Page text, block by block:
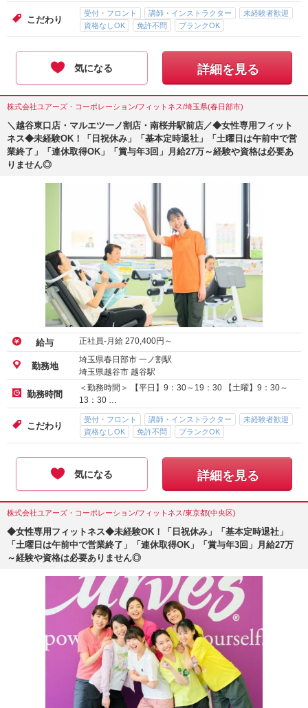
こだわり
受付・フロント 講師・インストラクター
未経験者歓迎
資格なしOK
免許不問 ブランクOK
気になる 詳細を見る
株式会社ユアーズ・コーポレーション/フィットネス/埼玉県(春日部市)
＼越谷東口店・マルエツ一ノ割店・南桜井駅前店／◆女性専用フィット
ネス◆未経験OK！「日祝休み」「基本定時退社」「土曜日は午前中で営
業終了」「連休取得OK」「賞与年3回」月給27万～経験や資格は必要あ
りません◎
給与 正社員-月給 270,400円～
勤務地
埼玉県春日部市 一ノ割駅
埼玉県越谷市 越谷駅
勤務時間
＜勤務時間＞ 【平日】9：30～19：30 【土曜】9：30～
13：30 …
こだわり
受付・フロント 講師・インストラクター
未経験者歓迎
資格なしOK
免許不問 ブランクOK
気になる 詳細を見る
株式会社ユアーズ・コーポレーション/フィットネス/東京都(中央区)
◆女性専用フィットネス◆未経験OK！「日祝休み」「基本定時退社」
「土曜日は午前中で営業終了」「連休取得OK」「賞与年3回」月給27万
～経験や資格は必要ありません◎